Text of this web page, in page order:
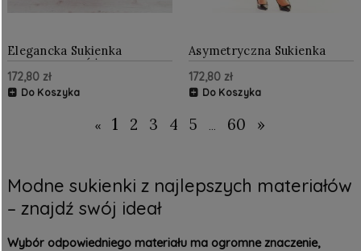
Elegancka Sukienka
PUDROWY RÓŻ
172,80 zł
Do Koszyka
Asymetryczna Sukienka
NIEBIESKA
172,80 zł
Do Koszyka
« 1 2 3 4 5 60 »
Modne sukienki z najlepszych materiałów
– znajdź swój ideał
Wybór odpowiedniego materiału ma ogromne znaczenie,